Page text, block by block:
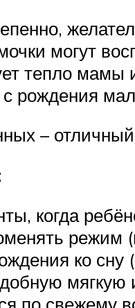
могут
тепло мамы
рождения
–
когда
режим
ко сну
по свежему